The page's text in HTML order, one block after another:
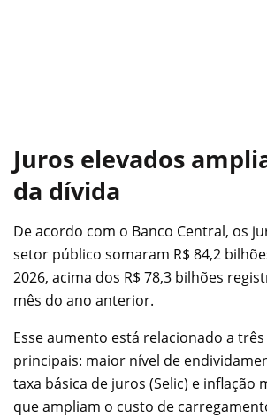
Juros elevados
da dívida
De acordo com o Banco Central, os
setor público somaram R$ 84,2
2026, acima dos R$ 78,3 bilhões
mês do ano anterior.
Esse aumento está relacionado a
principais: maior nível de
taxa básica de juros (Selic) e inflação
que ampliam o custo de